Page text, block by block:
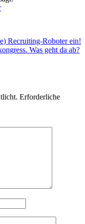
Recruiting-Roboter ein!
Was geht da ab?
Erforderliche